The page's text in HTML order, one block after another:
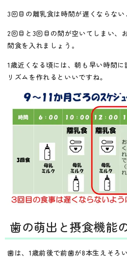
3回目の離乳食は時間が遅くならない
2回目と3回目の間が空いてしまい、
間食を入れましょう。
1歳近くなる頃には、朝も早い時間
リズムを作れるといいですね。
歯の萌出と摂食機能
歯は、1歳前後で前歯が8本生えそろい